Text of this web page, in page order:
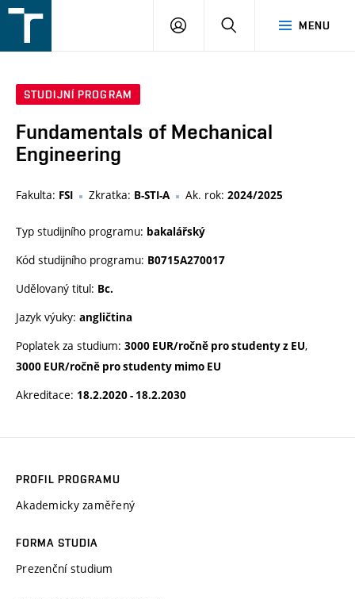
v
MENU
PŘIHLÁŠENÍ
STUDIJNÍ PROGRAM
Fundamentals of Mechanical
Engineering
Fakulta: FSI Zkratka: B-STI-A Ak. rok: 2024/2025
Typ studijního programu: bakalářský
Kód studijního programu: B0715A270017
Udělovaný titul: Bc.
Jazyk výuky: angličtina
Poplatek za studium: 3000 EUR/ročně pro studenty z EU,
3000 EUR/ročně pro studenty mimo EU
Akreditace: 18.2.2020 - 18.2.2030
PROFIL PROGRAMU
Akademicky zaměřený
FORMA STUDIA
Prezenční studium